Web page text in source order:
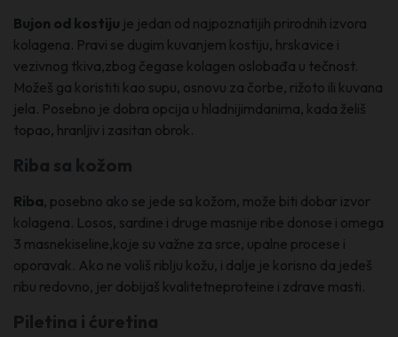
Bujon od kostiju je jedan od najpoznatijih prirodnih izvora
kolagena. Pravi se dugim kuvanjem kostiju, hrskavice i
vezivnog tkiva,zbog čegase kolagen oslobađa u tečnost.
Možeš ga koristiti kao supu, osnovu za čorbe, rižoto ili kuvana
jela. Posebno je dobra opcija u hladnijimdanima, kada želiš
topao, hranljiv i zasitan obrok.
Riba sa kožom
Riba, posebno ako se jede sa kožom, može biti dobar izvor
kolagena. Losos, sardine i druge masnije ribe donose i omega
3 masnekiseline,koje su važne za srce, upalne procese i
oporavak. Ako ne voliš riblju kožu, i dalje je korisno da jedeš
ribu redovno, jer dobijaš kvalitetneproteine i zdrave masti.
Piletina i ćuretina